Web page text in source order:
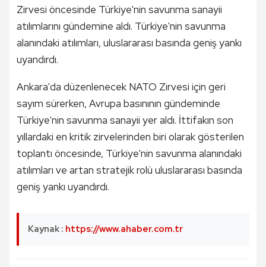
Zirvesi öncesinde Türkiye'nin savunma sanayii
atılımlarını gündemine aldı. Türkiye'nin savunma
alanındaki atılımları, uluslararası basında geniş yankı
uyandırdı.
Ankara'da düzenlenecek NATO Zirvesi için geri
sayım sürerken, Avrupa basınının gündeminde
Türkiye'nin savunma sanayii yer aldı. İttifakın son
yıllardaki en kritik zirvelerinden biri olarak gösterilen
toplantı öncesinde, Türkiye'nin savunma alanındaki
atılımları ve artan stratejik rolü uluslararası basında
geniş yankı uyandırdı.
Kaynak : https://www.ahaber.com.tr